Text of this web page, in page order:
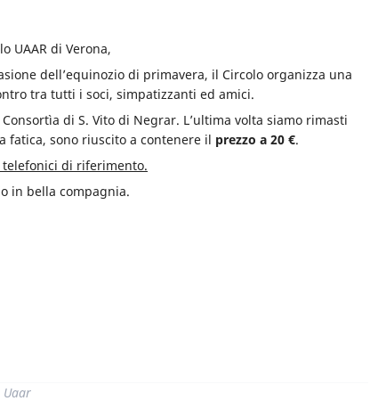
UAAR di Verona,
dell’equinozio di primavera, il Circolo organizza una
tra tutti i soci, simpatizzanti ed amici.
di S. Vito di Negrar. L’ultima volta siamo rimasti
fatica, sono riuscito a contenere il prezzo a 20 €.
di riferimento.
in bella compagnia.
Uaar